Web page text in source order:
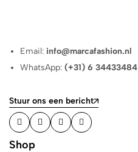
Email: info@marcafashion.nl
WhatsApp:(+31) 6 34433484
Stuur ons een bericht
Shop